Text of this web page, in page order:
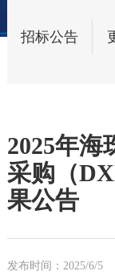
招标公告
2025年海
采购（
果公告
发布时间：2025/6/5